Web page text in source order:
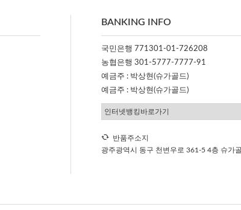
BANKING INFO
국민은행 771301-01-726208
농협은행 301-5777-7777-91
예금주 : 박상현(슈가골드)
예금주 : 박상현(슈가골드)
반품주소지
광주광역시 동구 천변우로 361-5 4층 슈가